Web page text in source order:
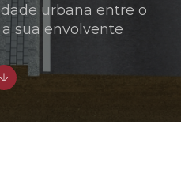
urbana entre o
sua envolvente